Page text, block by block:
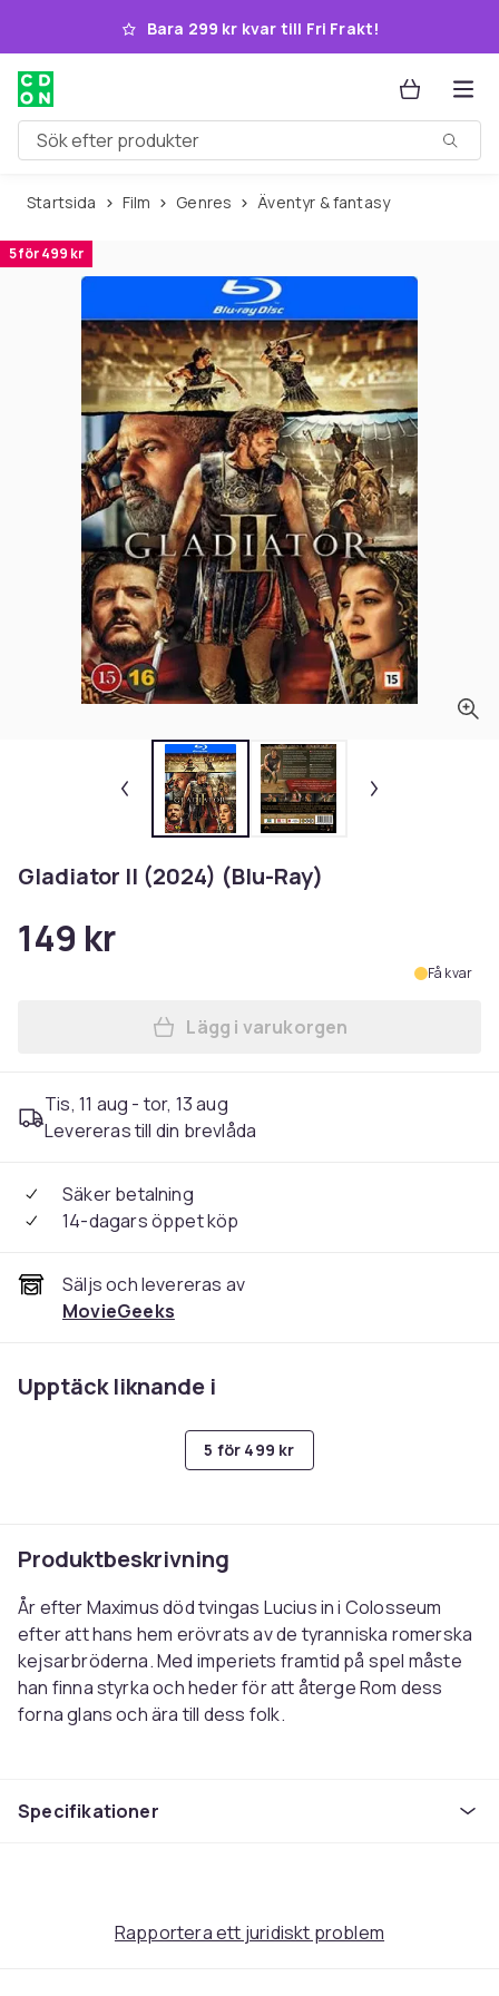
Hoppa till huvudinnehållet
Bara 299 kr kvar till Fri Frakt!
Sök efter produkter
Startsida Film Genres Äventyr & fantasy
5 för 499 kr
Gladiator II (2024) (Blu-Ray)
149 kr
Få kvar
Lägg till Gladiator II (2024)
Lägg i varukorgen
Tis, 11 aug - tor, 13 aug
Levereras till din brevlåda
Säker betalning
14-dagars öppet köp
Säljs och levereras av
MovieGeeks
Upptäck liknande i
5 för 499 kr
Produktbeskrivning
År efter Maximus död tvingas Lucius in i Colosseum
efter att hans hem erövrats av de tyranniska romerska
kejsarbröderna. Med imperiets framtid på spel måste
han finna styrka och heder för att återge Rom dess
forna glans och ära till dess folk.
as Lucius, years after the events of Gladiator. Denzel
political ambition shape the struggle for Romes future.
Specifikationer
Rapportera ett juridiskt problem